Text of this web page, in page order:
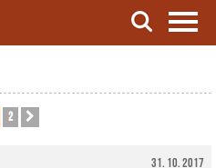
2
31. 10. 2017